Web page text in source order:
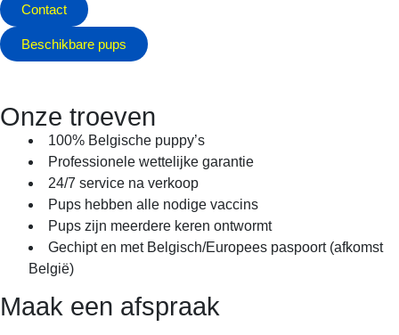
Contact
Beschikbare pups
Onze troeven
100% Belgische puppy’s
Professionele wettelijke garantie
24/7 service na verkoop
Pups hebben alle nodige vaccins
Pups zijn meerdere keren ontwormt
Gechipt en met Belgisch/Europees paspoort (afkomst
België)
Maak een afspraak